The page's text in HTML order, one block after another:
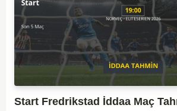
Start Fredrikstad İddaa Maç